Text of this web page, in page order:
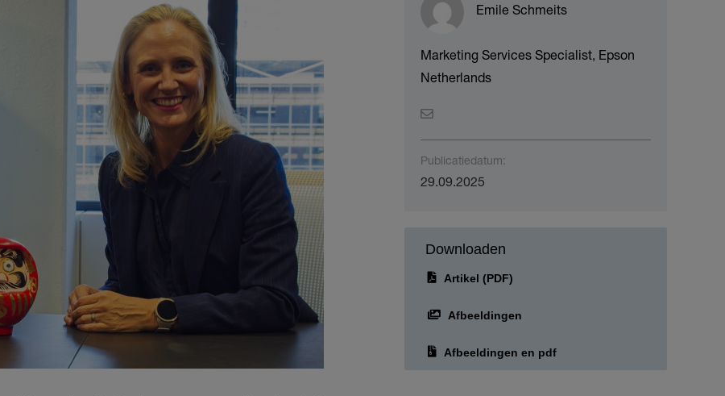
Emile Schmeits
Marketing Services Specialist, Epson
Netherlands
Publicatiedatum:
29.09.2025
Downloaden
Artikel (PDF)
Afbeeldingen
Afbeeldingen en pdf